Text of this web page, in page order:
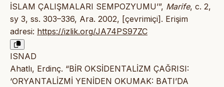
İSLAM ÇALIŞMALARI SEMPOZYUMU’”, Marife, c. 2,
sy 3, ss. 303–336, Ara. 2002, [çevrimiçi]. Erişim
adresi: https://izlik.org/JA74PS97ZC
ISNAD
Ahatlı, Erdinç. “BİR OKSİDENTALİZM ÇAĞRISI:
‘ORYANTALİZMİ YENİDEN OKUMAK: BATI’DA